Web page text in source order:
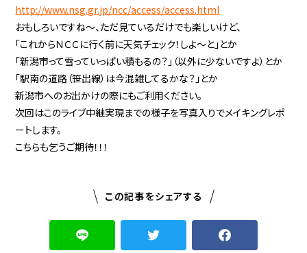
http://www.nsg.gr.jp/ncc/access/access.html
おもしろいですね〜、ただ見ているだけでも楽しいけど、
「これからＮＣＣに行く前に天気チェック！しよ〜と」とか
「新潟市って雪っていっぱい積もるの？」（以外に少ないですよ）とか
「駅南の道路（笹出線）は今混雑してるかな？」とか
新潟市へのお出かけの際にもご利用ください。
次回はこのライブ中継実現までの様子を写真入りでメイキングレポ
ートします。
こちらも乞うご期待！！！
この記事をシェアする